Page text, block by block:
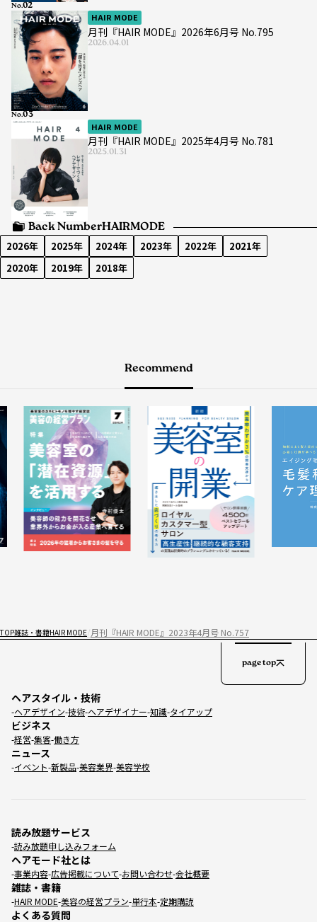
HAIR MODE
月刊『HAIR MODE』2026年6月号 No.795
2026.04.01
No.
HAIR MODE
月刊『HAIR MODE』2025年4月号 No.781
2025.01.31
No.
Back NumberHAIRMODE
2026年 2025年 2024年 2023年 2022年
2021年
2020年
2019年 2018年
Recommend
TOP雑誌・書籍HAIR MODE 月刊『HAIR MODE』2023年4月号 No.757
ヘアスタイル・技術
ヘアデザイン 技術 ヘアデザイナー 知識 タイアップ
ビジネス
経営 集客 働き方
ニュース
イベント 新製品 美容業界 美容学校
読み放題サービス
読み放題申し込みフォーム
ヘアモード社とは
事業内容 広告掲載について お問い合わせ 会社概要
雑誌・書籍
HAIR MODE 美容の経営プラン 単行本 定期購読
よくある質問
page top